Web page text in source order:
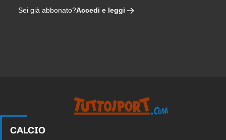
Sei già abbonato?Accedi e leggi
CALCIO